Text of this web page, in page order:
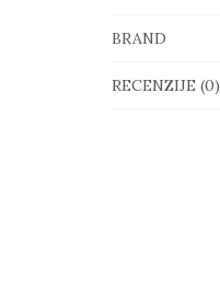
BRAND
RECENZIJE (0)